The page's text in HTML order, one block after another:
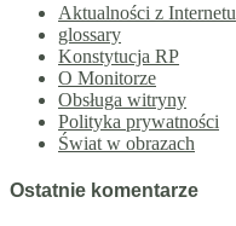
Aktualności z Internetu
glossary
Konstytucja RP
O Monitorze
Obsługa witryny
Polityka prywatności
Świat w obrazach
Ostatnie komentarze